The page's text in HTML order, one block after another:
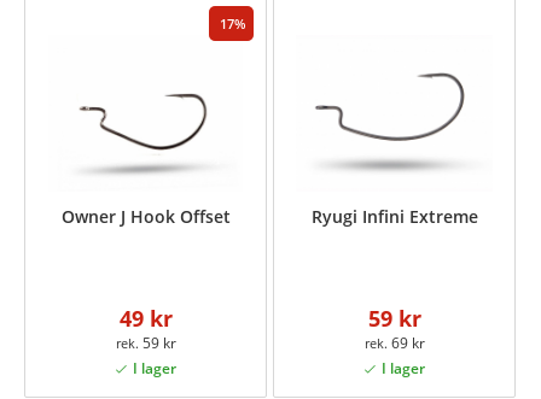
17
Owner J Hook Offset
49 kr
59 kr
Ryugi Infini Extreme
59 kr
69 kr